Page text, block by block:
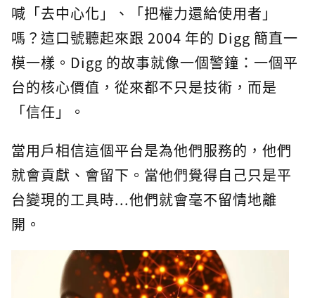
喊「去中心化」、「把權力還給使用者」
嗎？這口號聽起來跟 2004 年的 Digg 簡直一
模一樣。Digg 的故事就像一個警鐘：一個平
台的核心價值，從來都不只是技術，而是
「信任」。
當用戶相信這個平台是為他們服務的，他們
就會貢獻、會留下。當他們覺得自己只是平
台變現的工具時...他們就會毫不留情地離
開。